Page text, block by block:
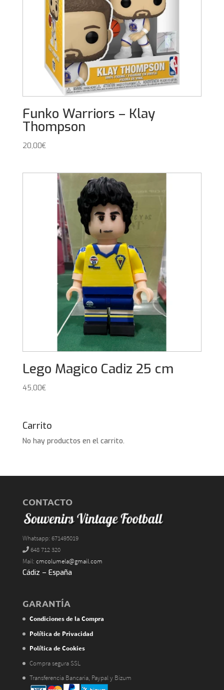
Funko Warriors – Klay
Thompson
20,00€
Lego Magico Cadiz 25 cm
45,00€
Carrito
No hay productos en el carrito.
CONTACTO
Whatsapp: 671495019
648 712 320
Mail: cmcolumela@gmail.com
Cádiz – España
GARANTÍA
Condiciones de la Compra
Política de Privacidad
Política de Cookies
Compra segura SSL
Transferencia Bancaria, Paypal y Bizum